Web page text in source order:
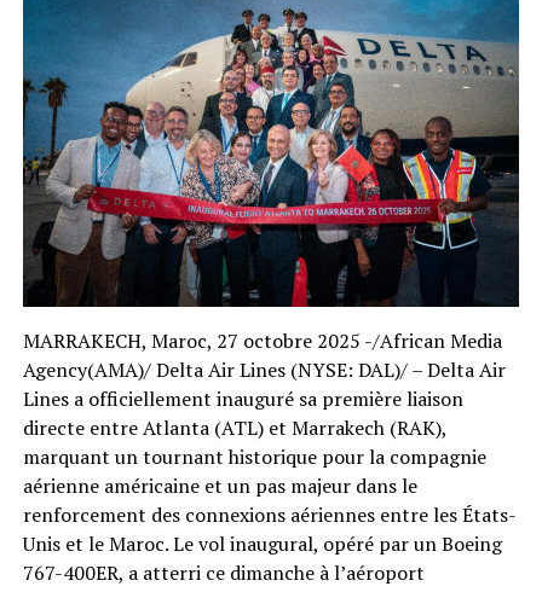
MARRAKECH, Maroc, 27 octobre 2025 -/African Media
Agency(AMA)/ Delta Air Lines (NYSE: DAL)/ – Delta Air
Lines a officiellement inauguré sa première liaison
directe entre Atlanta (ATL) et Marrakech (RAK),
marquant un tournant historique pour la compagnie
aérienne américaine et un pas majeur dans le
renforcement des connexions aériennes entre les États-
Unis et le Maroc. Le vol inaugural, opéré par un Boeing
767-400ER, a atterri ce dimanche à l’aéroport